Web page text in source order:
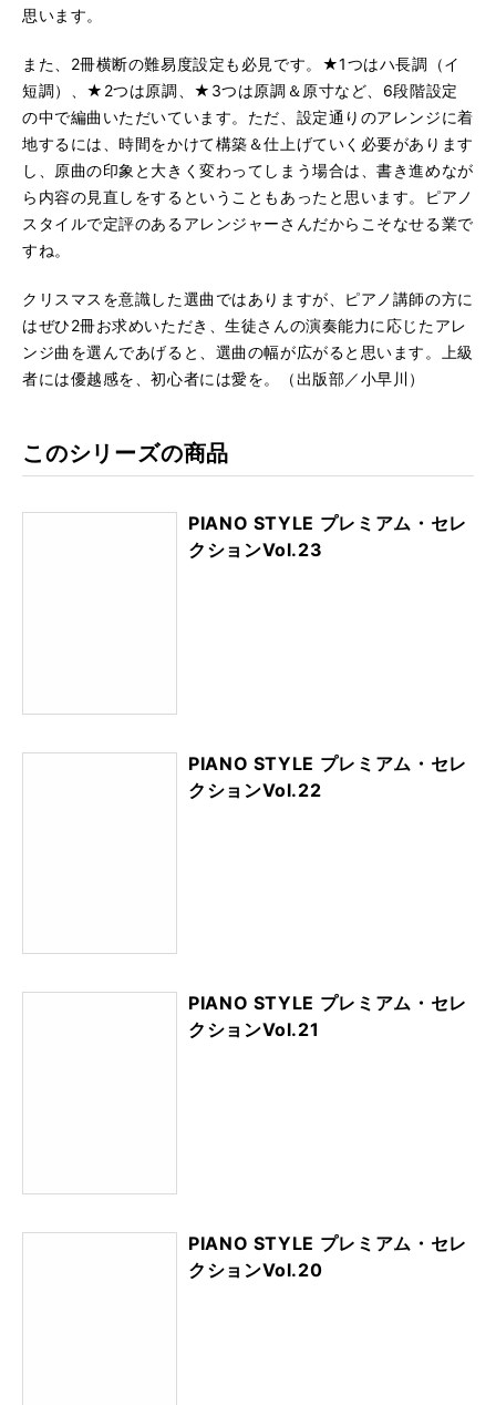
思います。
また、2冊横断の難易度設定も必見です。★1つはハ長調（イ
短調）、★2つは原調、★3つは原調＆原寸など、6段階設定
の中で編曲いただいています。ただ、設定通りのアレンジに着
地するには、時間をかけて構築＆仕上げていく必要があります
し、原曲の印象と大きく変わってしまう場合は、書き進めなが
ら内容の見直しをするということもあったと思います。ピアノ
スタイルで定評のあるアレンジャーさんだからこそなせる業で
すね。
クリスマスを意識した選曲ではありますが、ピアノ講師の方に
はぜひ2冊お求めいただき、生徒さんの演奏能力に応じたアレ
ンジ曲を選んであげると、選曲の幅が広がると思います。上級
者には優越感を、初心者には愛を。（出版部／小早川）
このシリーズの商品
PIANO STYLE プレミアム・セレ
クションVol.23
PIANO STYLE プレミアム・セレ
クションVol.22
PIANO STYLE プレミアム・セレ
クションVol.21
PIANO STYLE プレミアム・セレ
クションVol.20